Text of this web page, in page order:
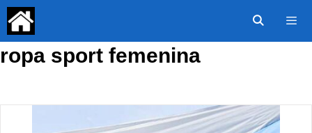
Saltar
contenido
ropa sport femenina